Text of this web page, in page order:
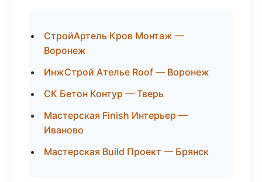
СтройАртель Кров Монтаж —
Воронеж
ИнжСтрой Ателье Roof — Воронеж
СК Бетон Контур — Тверь
Мастерская Finish Интерьер —
Иваново
Мастерская Build Проект — Брянск